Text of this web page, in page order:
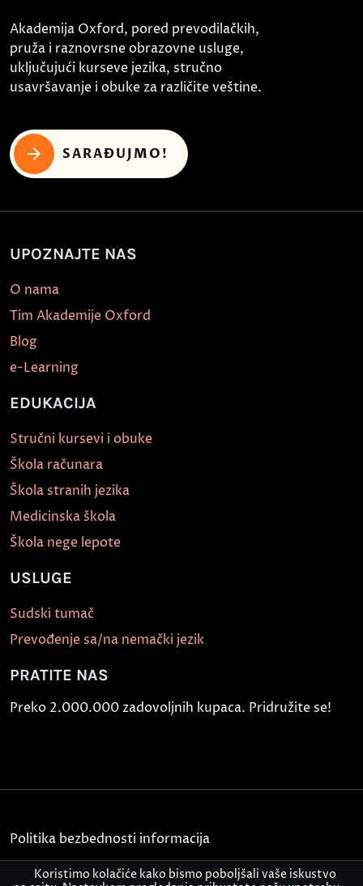
Akademija Oxford, pored prevodilačkih,
pruža i raznovrsne obrazovne usluge,
uključujući kurseve jezika, stručno
usavršavanje i obuke za različite veštine.
SARAĐUJMO!
UPOZNAJTE NAS
O nama
Tim Akademije Oxford
Blog
e-Learning
EDUKACIJA
Stručni kursevi i obuke
Škola računara
Škola stranih jezika
Medicinska škola
Škola nege lepote
USLUGE
Sudski tumač
Prevođenje sa/na nemački jezik
PRATITE NAS
Preko 2.000.000 zadovoljnih kupaca. Pridružite se!
Politika bezbednosti informacija
Kontakt
Koristimo kolačiće kako bismo poboljšali vaše iskustvo